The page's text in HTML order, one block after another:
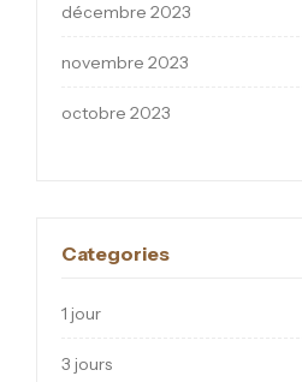
décembre 2023
novembre 2023
octobre 2023
Categories
1 jour
3 jours